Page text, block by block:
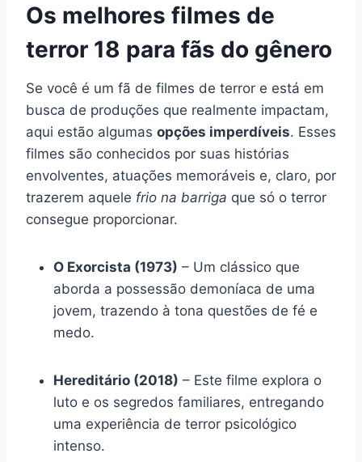
Os melhores filmes de
terror 18 para fãs do gênero
Se você é um fã de filmes de terror e está em
busca de produções que realmente impactam,
aqui estão algumas opções imperdíveis. Esses
filmes são conhecidos por suas histórias
envolventes, atuações memoráveis e, claro, por
trazerem aquele frio na barriga que só o terror
consegue proporcionar.
O Exorcista (1973) – Um clássico que
aborda a possessão demoníaca de uma
jovem, trazendo à tona questões de fé e
medo.
Hereditário (2018) – Este filme explora o
luto e os segredos familiares, entregando
uma experiência de terror psicológico
intenso.